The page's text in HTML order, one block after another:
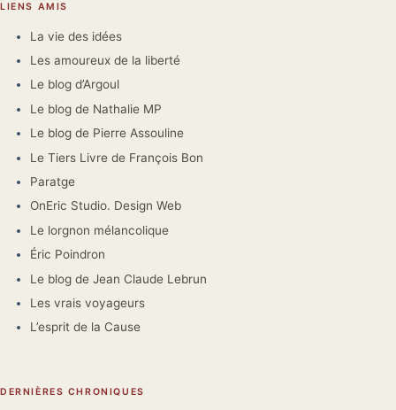
LIENS AMIS
La vie des idées
Les amoureux de la liberté
Le blog d’Argoul
Le blog de Nathalie MP
Le blog de Pierre Assouline
Le Tiers Livre de François Bon
Paratge
OnEric Studio. Design Web
Le lorgnon mélancolique
Éric Poindron
Le blog de Jean Claude Lebrun
Les vrais voyageurs
L’esprit de la Cause
DERNIÈRES CHRONIQUES